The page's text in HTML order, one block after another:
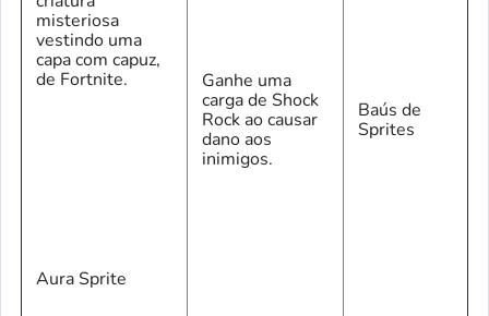
Aura Sprite
Ganhe uma
carga de Shock
Rock ao causar
dano aos
inimigos.
Baús de
Sprites